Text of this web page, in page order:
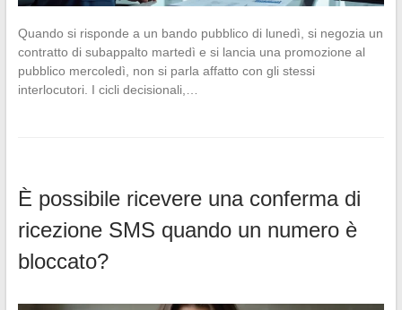
Quando si risponde a un bando pubblico di lunedì, si negozia un
contratto di subappalto martedì e si lancia una promozione al
pubblico mercoledì, non si parla affatto con gli stessi
interlocutori. I cicli decisionali,…
È possibile ricevere una conferma di
ricezione SMS quando un numero è
bloccato?